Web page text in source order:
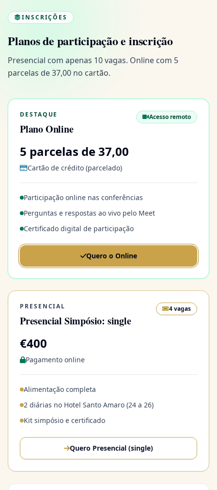
INSCRIÇÕES
Planos de participação e inscrição
Presencial com apenas 10 vagas. Online com 5
parcelas de 37,00 no cartão.
DESTAQUE
Plano Online
Acesso remoto
5 parcelas de 37,00
Cartão de crédito (parcelado)
Participação online nas conferências
Perguntas e respostas ao vivo pelo Meet
Certificado digital de participação
Quero o Online
PRESENCIAL
Presencial Simpósio: single
4 vagas
€400
Pagamento online
Alimentação completa
2 diárias no Hotel Santo Amaro (24 a 26)
Kit simpósio e certificado
Quero Presencial (single)